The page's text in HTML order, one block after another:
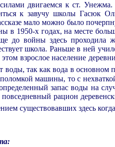
двигаемся к ст.
к завучу школы Гасюк
мало можно было
в 1950-х годах, на месте
до войны здесь проходила
школа. Раньше в ней
взрослое население
так как вода в основном
поломкой машины, то с
запас воды на
рацион
существовавших здесь